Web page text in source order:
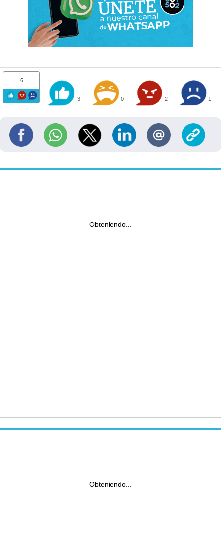
6
3 0 2 1
Obteniendo...
Obteniendo...